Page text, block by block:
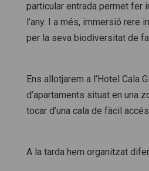
particular entrada permet fer
l’any. I a més, immersió rere
per la seva biodiversitat de
Ens allotjarem a l’Hotel Cala
d’apartaments situat en una
tocar d’una cala de fàcil
A la tarda hem organitzat